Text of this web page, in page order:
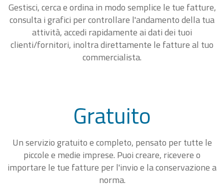
Gestisci, cerca e ordina in modo semplice le tue fatture,
consulta i grafici per controllare l'andamento della tua
attività, accedi rapidamente ai dati dei tuoi
clienti/fornitori, inoltra direttamente le fatture al tuo
commercialista.
Gratuito
Un servizio gratuito e completo, pensato per tutte le
piccole e medie imprese. Puoi creare, ricevere o
importare le tue fatture per l'invio e la conservazione a
norma.